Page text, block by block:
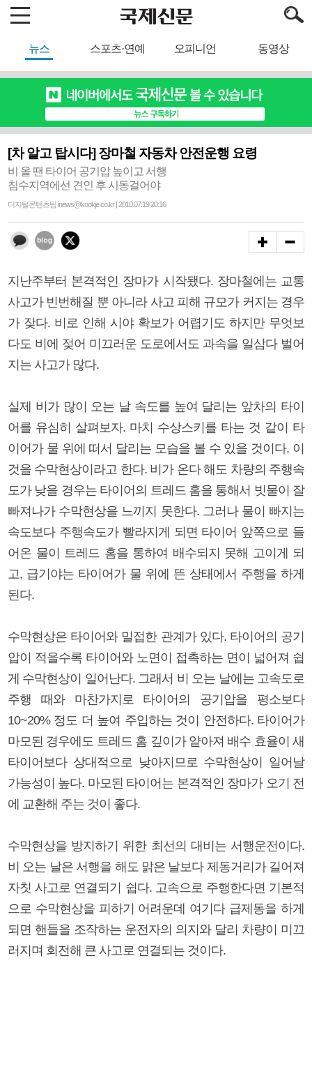
뉴스 스포츠·연예 오피니언 동영상
[차 알고 탑시다] 장마철 자동차 안전운행 요령
비 올 땐 타이어 공기압 높이고 서행
침수지역에선 견인 후 시동걸어야
디지털콘텐츠팀 inews@kookje.co.kr | 2010.07.19 20:16
지난주부터 본격적인 장마가 시작됐다. 장마철에는 교통
사고가 빈번해질 뿐 아니라 사고 피해 규모가 커지는 경우
가 잦다. 비로 인해 시야 확보가 어렵기도 하지만 무엇보
다도 비에 젖어 미끄러운 도로에서도 과속을 일삼다 벌어
지는 사고가 많다.
실제 비가 많이 오는 날 속도를 높여 달리는 앞차의 타이
어를 유심히 살펴보자. 마치 수상스키를 타는 것 같이 타
이어가 물 위에 떠서 달리는 모습을 볼 수 있을 것이다. 이
것을 수막현상이라고 한다. 비가 온다 해도 차량의 주행속
도가 낮을 경우는 타이어의 트레드 홈을 통해서 빗물이 잘
빠져나가 수막현상을 느끼지 못한다. 그러나 물이 빠지는
속도보다 주행속도가 빨라지게 되면 타이어 앞쪽으로 들
어온 물이 트레드 홈을 통하여 배수되지 못해 고이게 되
고, 급기야는 타이어가 물 위에 뜬 상태에서 주행을 하게
된다.
수막현상은 타이어와 밀접한 관계가 있다. 타이어의 공기
압이 적을수록 타이어와 노면이 접촉하는 면이 넓어져 쉽
게 수막현상이 일어난다. 그래서 비 오는 날에는 고속도로
주행 때와 마찬가지로 타이어의 공기압을 평소보다
10~20% 정도 더 높여 주입하는 것이 안전하다. 타이어가
마모된 경우에도 트레드 홈 깊이가 얕아져 배수 효율이 새
타이어보다 상대적으로 낮아지므로 수막현상이 일어날
가능성이 높다. 마모된 타이어는 본격적인 장마가 오기 전
에 교환해 주는 것이 좋다.
수막현상을 방지하기 위한 최선의 대비는 서행운전이다.
비 오는 날은 서행을 해도 맑은 날보다 제동거리가 길어져
자칫 사고로 연결되기 쉽다. 고속으로 주행한다면 기본적
으로 수막현상을 피하기 어려운데 여기다 급제동을 하게
되면 핸들을 조작하는 운전자의 의지와 달리 차량이 미끄
러지며 회전해 큰 사고로 연결되는 것이다.